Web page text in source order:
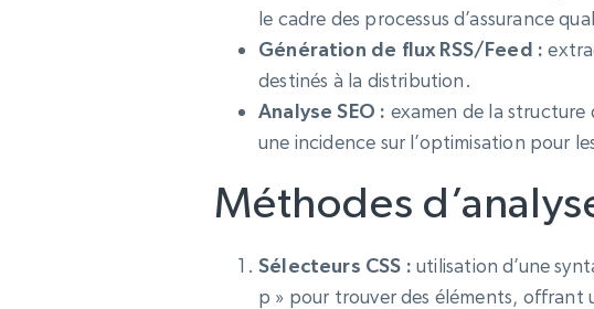
le cadre des processus d’assurance
Génération de flux RSS/Feed :
destinés à la distribution.
Analyse SEO : examen de la structure
une incidence sur l’optimisation pour
Méthodes
Sélecteurs CSS : utilisation d’une
p » pour trouver des éléments, offrant